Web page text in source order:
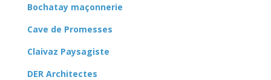
Bochatay maçonnerie
Cave de Promesses
Claivaz Paysagiste
DER Architectes